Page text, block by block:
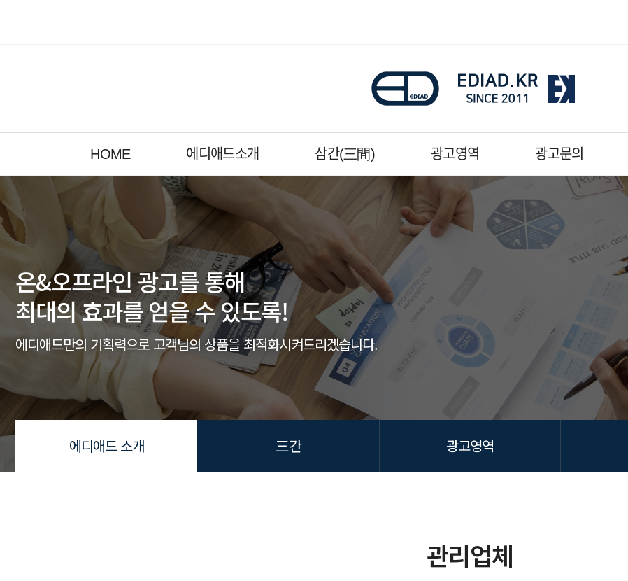
HOME 에디애드소개 삼간(三間) 광고영역 광고문의
온&오프라인 광고를 통해
최대의 효과를 얻을 수 있도록!
에디애드만의 기획력으로 고객님의 상품을 최적화시켜드리겠습니다.
에디애드 소개 三간 광고영역
관리업체